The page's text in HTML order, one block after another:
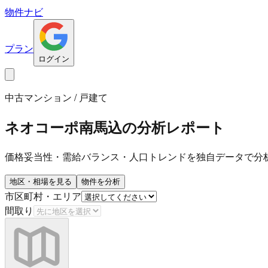
物件ナビ
プラン
ログイン
中古マンション / 戸建て
ネオコーポ南馬込の分析レポート
価格妥当性・需給バランス・人口トレンドを独自データで分
地区・相場を見る 物件を分析
市区町村・エリア
間取り